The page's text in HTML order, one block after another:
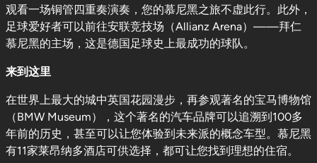
观看一场铜管四重奏演奏，您的慕尼黑之旅不虚此行。此外，
足球爱好者可以前往安联竞技场（Allianz Arena）——拜仁
慕尼黑的主场，这是德国足球史上最成功的球队。
来到这里
在世界上最大的城中英国花园漫步，再参观著名的宝马博物馆
（BMW Museum），这个著名的汽车品牌可以追溯到100多
年前的历史，甚至可以让您体验到未来派的概念车型。慕尼黑
有11家莱昂纳多酒店可供选择，都可让您找到理想的住宿。